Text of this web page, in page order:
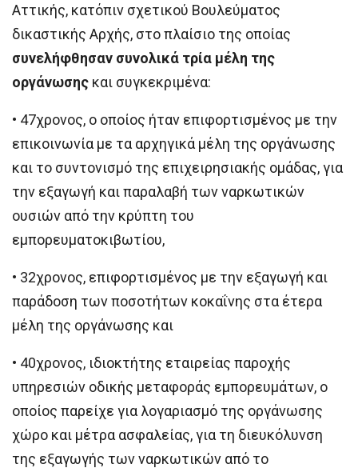
Αττικής, κατόπιν σχετικού Βουλεύματος
δικαστικής Αρχής, στο πλαίσιο της οποίας
συνελήφθησαν συνολικά τρία μέλη της
οργάνωσης και συγκεκριμένα:
• 47χρονος, ο οποίος ήταν επιφορτισμένος με την
επικοινωνία με τα αρχηγικά μέλη της οργάνωσης
και το συντονισμό της επιχειρησιακής ομάδας, για
την εξαγωγή και παραλαβή των ναρκωτικών
ουσιών από την κρύπτη του
εμπορευματοκιβωτίου,
• 32χρονος, επιφορτισμένος με την εξαγωγή και
παράδοση των ποσοτήτων κοκαΐνης στα έτερα
μέλη της οργάνωσης και
• 40χρονος, ιδιοκτήτης εταιρείας παροχής
υπηρεσιών οδικής μεταφοράς εμπορευμάτων, ο
οποίος παρείχε για λογαριασμό της οργάνωσης
χώρο και μέτρα ασφαλείας, για τη διευκόλυνση
της εξαγωγής των ναρκωτικών από το